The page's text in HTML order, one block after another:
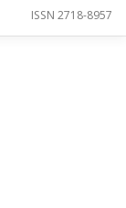
ISSN 2718-8957